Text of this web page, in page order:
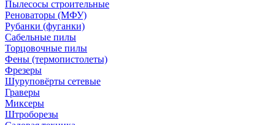
Пылесосы строительные
Реноваторы (МФУ)
Рубанки (фуганки)
Сабельные пилы
Торцовочные пилы
Фены (термопистолеты)
Фрезеры
Шуруповёрты сетевые
Граверы
Миксеры
Штроборезы